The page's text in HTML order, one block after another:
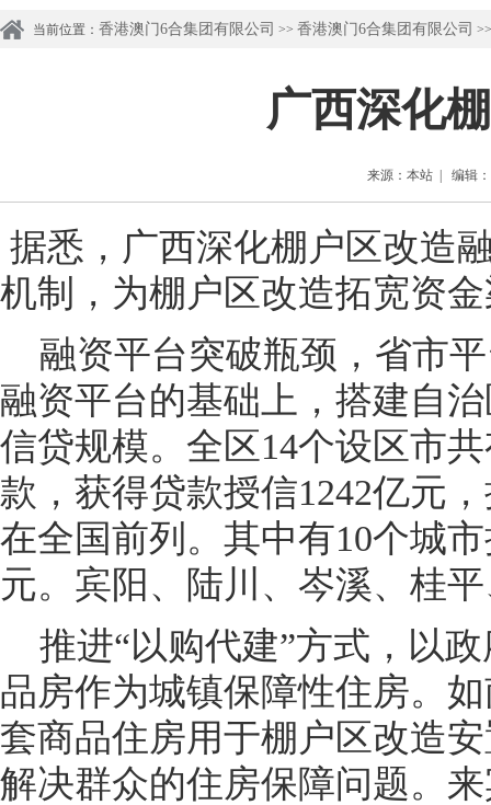
当前位置： 香港澳门6合集团有限公司 >> 香港澳门6合集团有限公司
广西深化
来源：本站 | 编辑
据悉，广西深化棚户区改造
机制，为棚户区改造拓宽资
融资平台突破瓶颈，省市平
融资平台的基础上，搭建自
信贷规模。全区14个设区市
款，获得贷款授信1242亿元
在全国前列。其中有10个城
元。宾阳、陆川、岑溪、桂
推进“以购代建”方式，以
品房作为城镇保障性住房。
套商品住房用于棚户区改造
解决群众的住房保障问题。